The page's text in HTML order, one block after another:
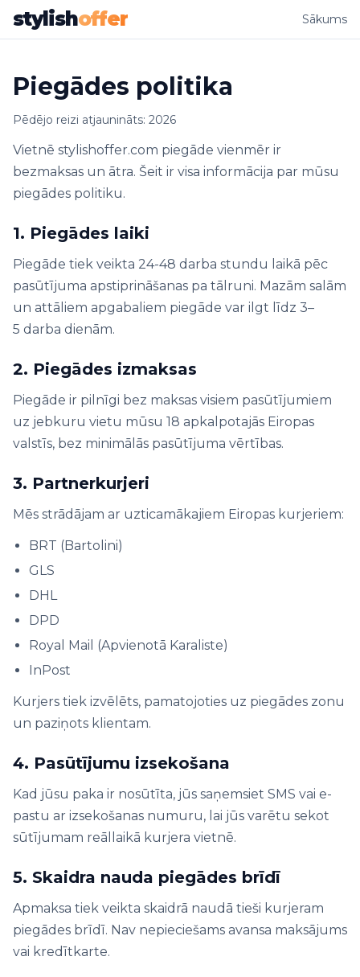
stylishoffer Sākums
Piegādes politika
Pēdējo reizi atjaunināts: 2026
Vietnē stylishoffer.com piegāde vienmēr ir
bezmaksas un ātra. Šeit ir visa informācija par mūsu
piegādes politiku.
1. Piegādes laiki
Piegāde tiek veikta 24-48 darba stundu laikā pēc
pasūtījuma apstiprināšanas pa tālruni. Mazām salām
un attāliem apgabaliem piegāde var ilgt līdz 3–
5 darba dienām.
2. Piegādes izmaksas
Piegāde ir pilnīgi bez maksas visiem pasūtījumiem
uz jebkuru vietu mūsu 18 apkalpotajās Eiropas
valstīs, bez minimālās pasūtījuma vērtības.
3. Partnerkurjeri
Mēs strādājam ar uzticamākajiem Eiropas kurjeriem:
BRT (Bartolini)
GLS
DHL
DPD
Royal Mail (Apvienotā Karaliste)
InPost
Kurjers tiek izvēlēts, pamatojoties uz piegādes zonu
un paziņots klientam.
4. Pasūtījumu izsekošana
Kad jūsu paka ir nosūtīta, jūs saņemsiet SMS vai e-
pastu ar izsekošanas numuru, lai jūs varētu sekot
sūtījumam reāllaikā kurjera vietnē.
5. Skaidra nauda piegādes brīdī
Apmaksa tiek veikta skaidrā naudā tieši kurjeram
piegādes brīdī. Nav nepieciešams avansa maksājums
vai kredītkarte.